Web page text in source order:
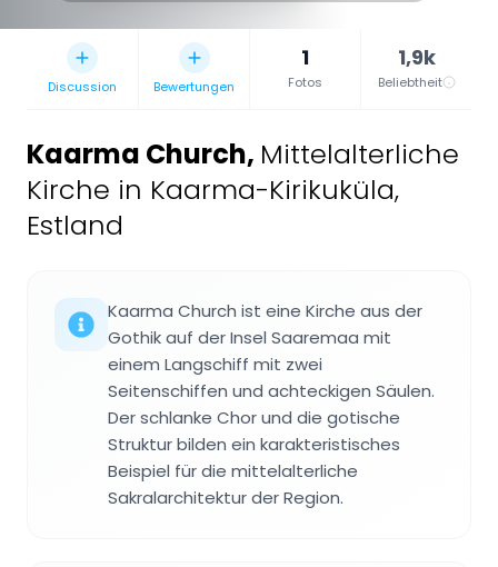
Discussion Bewertungen
1
Fotos
1,9k
Beliebtheit
Kaarma Church, Mittelalterliche
Kirche in Kaarma-Kirikuküla,
Estland
Kaarma Church ist eine Kirche aus der
Gothik auf der Insel Saaremaa mit
einem Langschiff mit zwei
Seitenschiffen und achteckigen Säulen.
Der schlanke Chor und die gotische
Struktur bilden ein karakteristisches
Beispiel für die mittelalterliche
Sakralarchitektur der Region.